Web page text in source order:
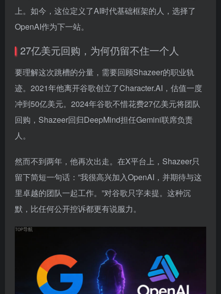
上。如今，这位定义了AI时代基础框架的人，选择了
OpenAI作为下一站。
27亿美元回购，为何仍留不住一个人
要理解这次跳槽的分量，需要回顾Shazeer的职业轨
迹。2021年他离开谷歌创立了Character.AI，估值一度
冲到50亿美元。2024年谷歌不惜花费27亿美元将团队
回购，Shazeer回归DeepMind担任Gemini联席负责
人。
然而不到两年，他再次出走。在X平台上，Shazeer只
留下简短一句话：”我很高兴加入OpenAI，并期待与这
里卓越的团队一起工作。”对谷歌只字未提。这种沉
默，比任何公开控诉都更有说服力。